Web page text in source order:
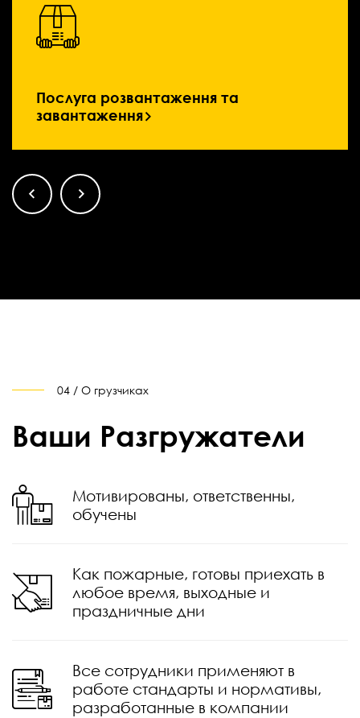
Послуга розвантаження та
завантаження
04 / О грузчиках
Ваши Разгружатели
Мотивированы, ответственны,
обучены
Как пожарные, готовы приехать в
любое время, выходные и
праздничные дни
Все сотрудники применяют в
работе стандарты и нормативы,
разработанные в компании